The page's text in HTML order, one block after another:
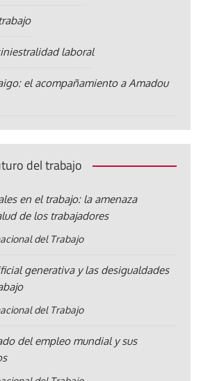
laboral
el acompañamiento a Amadou
del trabajo
en el trabajo: la amenaza
de los trabajadores
del Trabajo
generativa y las desigualdades
del Trabajo
del empleo mundial y sus